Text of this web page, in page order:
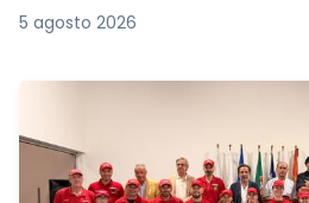
5 agosto 2026